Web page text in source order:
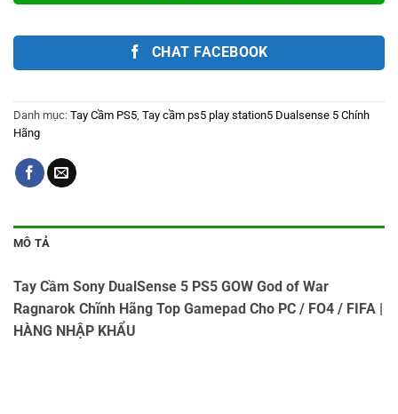
CHAT FACEBOOK
Danh mục: Tay Cầm PS5 Tay cầm ps5 play station5 Dualsense 5 Chính
Hãng
MÔ TẢ
Tay Cầm Sony DualSense 5 PS5 GOW God of War
Ragnarok Chĩnh Hãng Top Gamepad Cho PC / FO4 / FIFA |
HÀNG NHẬP KHẨU